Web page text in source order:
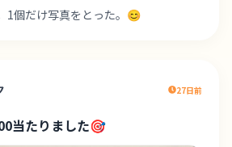
1個だけ写真をとった。😊
27日前
当たりました🎯